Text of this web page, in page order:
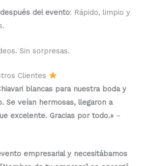
del evento: Rápido, limpio y
Sin sorpresas.
Clientes
blancas para nuestra boda y
Se veían hermosas, llegaron a
excelente. Gracias por todo.» –
empresarial y necesitábamos